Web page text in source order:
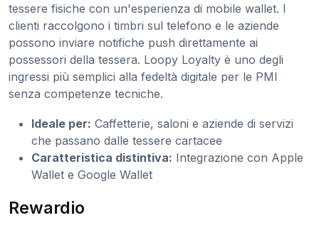
tessere fisiche con un'esperienza di mobile wallet. I
clienti raccolgono i timbri sul telefono e le aziende
possono inviare notifiche push direttamente ai
possessori della tessera. Loopy Loyalty è uno degli
ingressi più semplici alla fedeltà digitale per le PMI
senza competenze tecniche.
Ideale per: Caffetterie, saloni e aziende di servizi
che passano dalle tessere cartacee
Caratteristica distintiva: Integrazione con Apple
Wallet e Google Wallet
Rewardio